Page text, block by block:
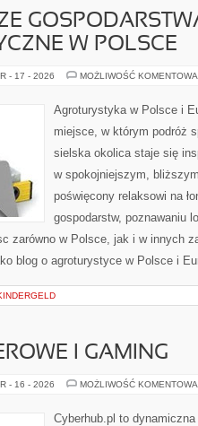
W POLSCE
- 17 - 2026 MOŻLIWOŚĆ
Agroturystyka w Polsce i
miejsce, w którym podróż
sielska okolica staje się
w spokojniejszym,
poświęcony relaksowi na
gospodarstw, poznawaniu
zarówno w Polsce, jak i w innych
blog o agroturystyce w Polsce i
I GAMING
- 16 - 2026 MOŻLIWOŚĆ
Cyberhub.pl to